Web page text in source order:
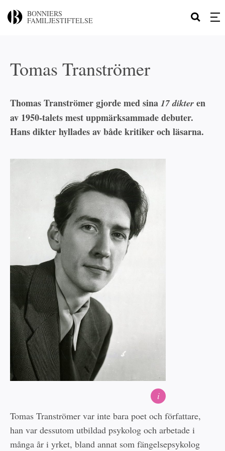
BONNIERS
FAMILJESTIFTELSE
Tomas Tranströmer
Thomas Tranströmer gjorde med sina 17 dikter en
av 1950-talets mest uppmärksammade debuter.
Hans dikter hyllades av både kritiker och läsarna.
i
Tomas Tranströmer var inte bara poet och författare,
han var dessutom utbildad psykolog och arbetade i
många år i yrket, bland annat som fängelsepsykolog